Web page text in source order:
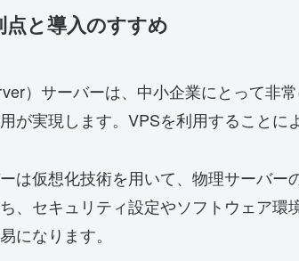
と導入のすすめ
）サーバーは、中小企業にとって非
が実現します。VPSを利用することに
は仮想化技術を用いて、物理サーバ
、セキュリティ設定やソフトウェア
になります。